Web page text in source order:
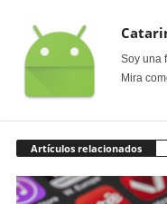
Soy una
Mira
Artículos relacionados